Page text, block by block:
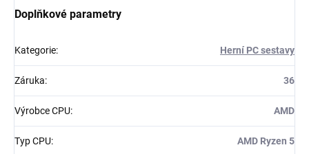
Doplňkové parametry
Kategorie: Herní PC sestavy
Záruka: 36
Výrobce CPU: AMD
Typ CPU: AMD Ryzen 5